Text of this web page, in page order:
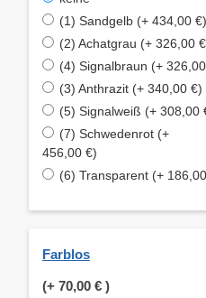
(1) Sandgelb (+ 434,00 €)
(2) Achatgrau (+ 326,00
(4) Signalbraun (+
(3) Anthrazit (+ 340,00 €)
(5) Signalweiß (+ 308,00
(7) Schwedenrot (+
456,00 €)
(6) Transparent (+
Farblos
(+ 70,00 € )